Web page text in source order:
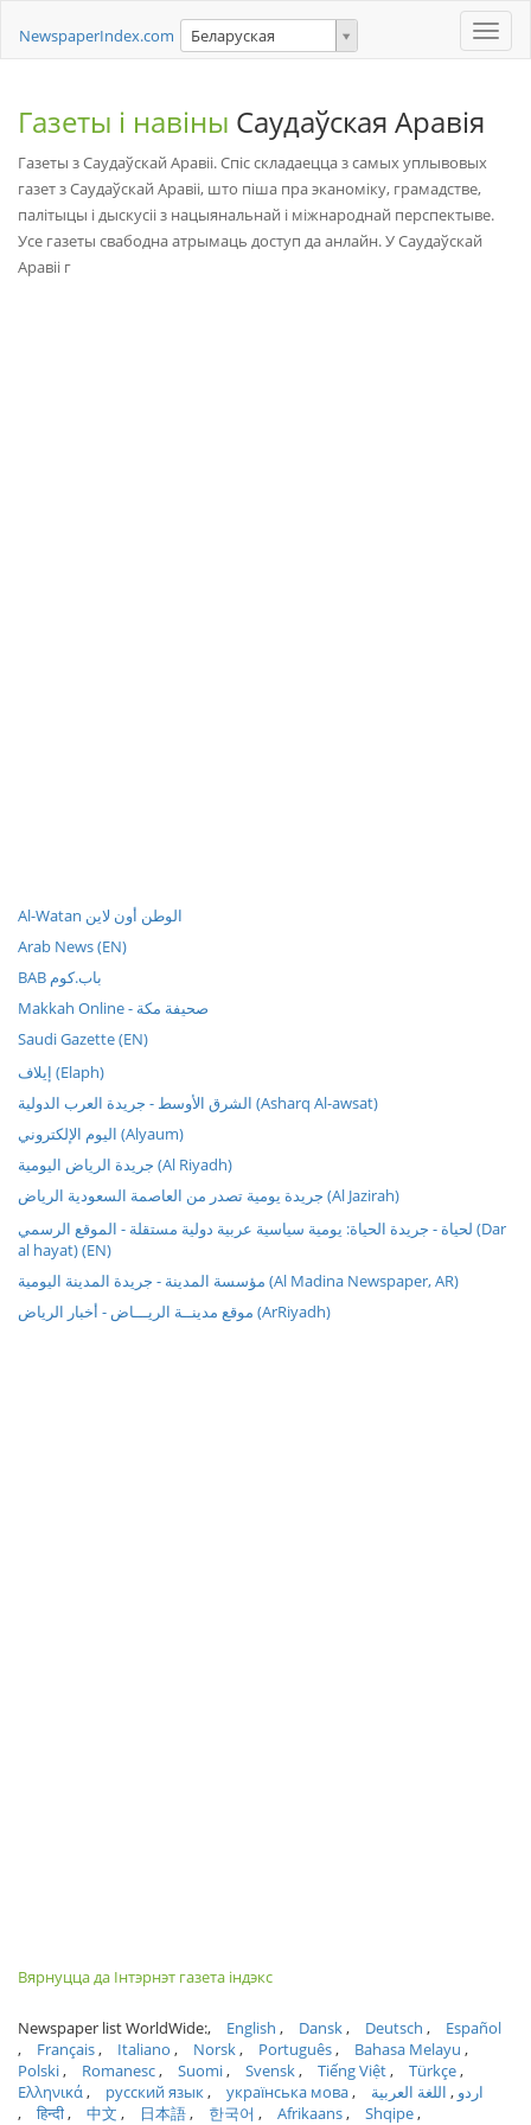
Toggle
NewspaperIndex.com Беларуская
Газеты і навіны Саудаўская Аравія
Газеты з Саудаўскай Аравіі. Спіс складаецца з самых уплывовых
газет з Саудаўскай Аравіі, што піша пра эканоміку, грамадстве,
палітыцы і дыскусіі з нацыянальнай і міжнароднай перспектыве.
Усе газеты свабодна атрымаць доступ да анлайн. У Саудаўскай
Аравіі г
Al-Watan الوطن أون لاين
Arab News (EN)
BAB باب.كوم
Makkah Online - صحيفة مكة
Saudi Gazette (EN)
إيلاف (Elaph)
الشرق الأوسط - جريدة العرب الدولية (Asharq Al-awsat)
اليوم الإلكتروني (Alyaum)
جريدة الرياض اليومية (Al Riyadh)
جريدة يومية تصدر من العاصمة السعودية الرياض (Al Jazirah)
لحياة - جريدة الحياة: يومية سياسية عربية دولية مستقلة - الموقع الرسمي (Dar
al hayat) (EN)
مؤسسة المدينة - جريدة المدينة اليومية (Al Madina Newspaper, AR)
موقع مدينــة الريـــاض - أخبار الرياض (ArRiyadh)
Вярнуцца да Інтэрнэт газета індэкс
Newspaper list WorldWide: English Dansk Deutsch
Español
Français
Italiano Norsk Português
Bahasa Melayu
Polski
Romanesc Suomi Svensk Tiếng Việt
Türkçe
Ελληνικά
русский язык українська мова اردو
اللغة العربية
हिन्दी
中文 日本語 한국어 Afrikaans
Shqipe